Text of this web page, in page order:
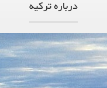
درباره ترکیه